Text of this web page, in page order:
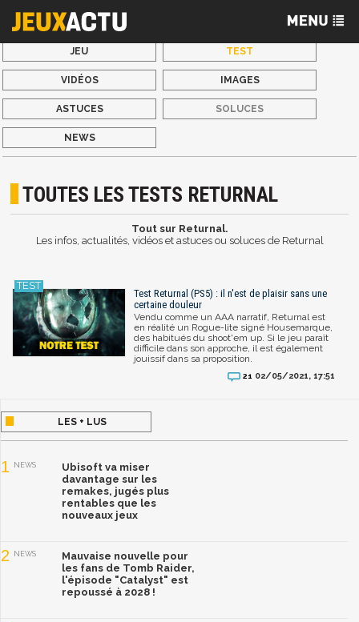
JEU TEST
VIDÉOS IMAGES
ASTUCES SOLUCES
NEWS
TOUTES LES TESTS RETURNAL
Tout sur Returnal.
Les infos, actualités, vidéos et astuces ou soluces de Returnal
Test Returnal (PS5) : il n'est de plaisir sans une
certaine douleur
Vendu comme un AAA narratif, Returnal est
en réalité un Rogue-lite signé Housemarque,
des habitués du shoot'em up. Si le jeu paraît
difficile dans son approche, il est également
jouissif dans sa proposition.
21 02/05/2021, 17:51
LES + LUS
1 NEWS
Ubisoft va miser
davantage sur les
remakes, jugés plus
rentables que les
nouveaux jeux
2 NEWS
Mauvaise nouvelle pour
les fans de Tomb Raider,
l'épisode "Catalyst" est
repoussé à 2028 !